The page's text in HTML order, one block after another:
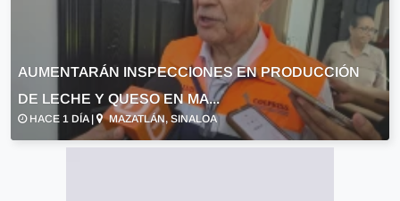
AUMENTARÁN INSPECCIONES EN PRODUCCIÓN
DE LECHE Y QUESO EN MA...
HACE 1 DÍA | MAZATLÁN, SINALOA